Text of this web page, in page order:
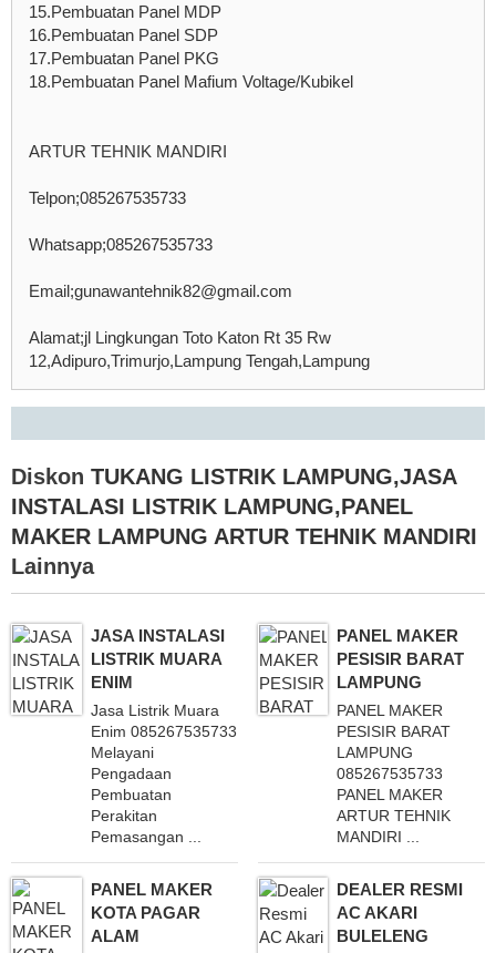
15.Pembuatan Panel MDP
16.Pembuatan Panel SDP
17.Pembuatan Panel PKG
18.Pembuatan Panel Mafium Voltage/Kubikel
ARTUR TEHNIK MANDIRI
Telpon;085267535733
Whatsapp;085267535733
Email;gunawantehnik82@gmail.com
Alamat;jl Lingkungan Toto Katon Rt 35 Rw
12,Adipuro,Trimurjo,Lampung Tengah,Lampung
Diskon TUKANG LISTRIK LAMPUNG,JASA
INSTALASI LISTRIK LAMPUNG,PANEL
MAKER LAMPUNG ARTUR TEHNIK MANDIRI
Lainnya
JASA INSTALASI
LISTRIK MUARA
ENIM
Jasa Listrik Muara
Enim 085267535733
Melayani
Pengadaan
Pembuatan
Perakitan
Pemasangan ...
PANEL MAKER
PESISIR BARAT
LAMPUNG
PANEL MAKER
PESISIR BARAT
LAMPUNG
085267535733
PANEL MAKER
ARTUR TEHNIK
MANDIRI ...
PANEL MAKER
KOTA PAGAR
ALAM
DEALER RESMI
AC AKARI
BULELENG